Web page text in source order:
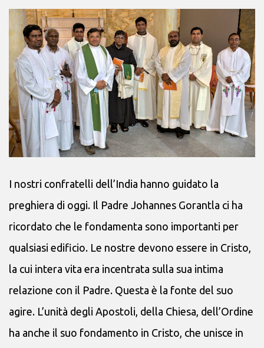
I nostri confratelli dell’India hanno guidato la
preghiera di oggi. Il Padre Johannes Gorantla ci ha
ricordato che le fondamenta sono importanti per
qualsiasi edificio. Le nostre devono essere in Cristo,
la cui intera vita era incentrata sulla sua intima
relazione con il Padre. Questa è la fonte del suo
agire. L’unità degli Apostoli, della Chiesa, dell’Ordine
ha anche il suo fondamento in Cristo, che unisce in